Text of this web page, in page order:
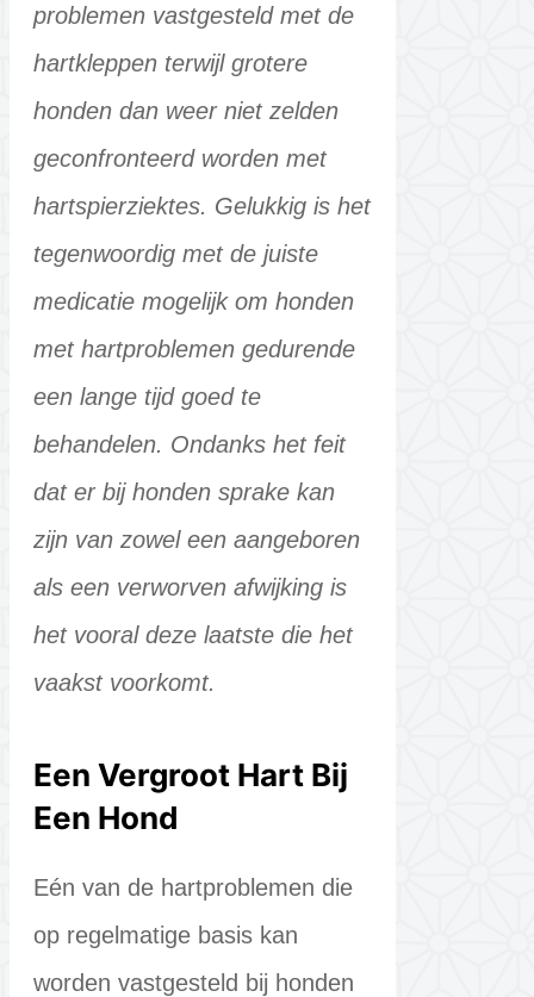
problemen vastgesteld met de
hartkleppen terwijl grotere
honden dan weer niet zelden
geconfronteerd worden met
hartspierziektes. Gelukkig is het
tegenwoordig met de juiste
medicatie mogelijk om honden
met hartproblemen gedurende
een lange tijd goed te
behandelen. Ondanks het feit
dat er bij honden sprake kan
zijn van zowel een aangeboren
als een verworven afwijking is
het vooral deze laatste die het
vaakst voorkomt.
Een Vergroot Hart Bij
Een Hond
Eén van de hartproblemen die
op regelmatige basis kan
worden vastgesteld bij honden